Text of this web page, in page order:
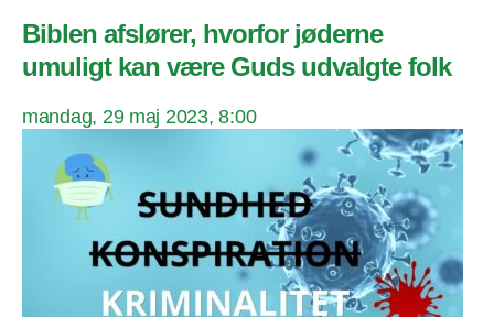
Biblen afslører, hvorfor jøderne
umuligt kan være Guds udvalgte folk
mandag, 29 maj 2023, 8:00